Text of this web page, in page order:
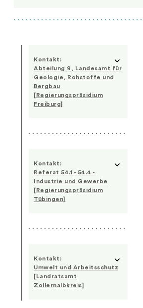
Kontakt:
Abteilung 9, Landesamt für
Geologie, Rohstoffe und
Bergbau
[Regierungspräsidium
Freiburg]
Kontakt:
Referat 54.1 - 54.4 -
Industrie und Gewerbe
[Regierungspräsidium
Tübingen]
Kontakt:
Umwelt und Arbeitsschutz
[Landratsamt
Zollernalbkreis]